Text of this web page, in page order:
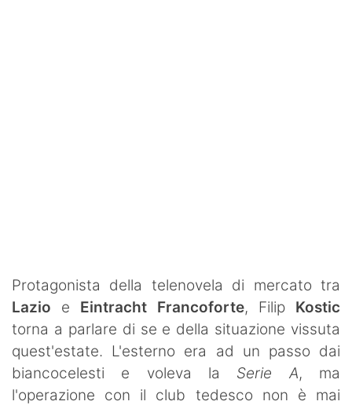
Protagonista della telenovela di mercato tra
Lazio e Eintracht Francoforte, Filip Kostic
torna a parlare di se e della situazione vissuta
quest'estate. L'esterno era ad un passo dai
biancocelesti e voleva la Serie A, ma
l'operazione con il club tedesco non è mai